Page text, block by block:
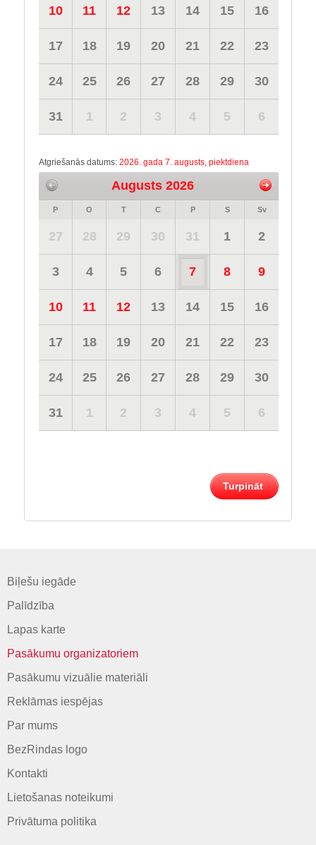
10 11 12 13 14 15 16
17 18 19 20 21 22 23
24 25 26 27 28 29 30
31 1 2 3 4 5 6
Atgriešanās datums: 2026. gada 7. augusts, piektdiena
Augusts 2026
P O T C P S Sv
27 28 29 30 31 1 2
3 4 5 6 7 8 9
10 11 12 13 14 15 16
17 18 19 20 21 22 23
24 25 26 27 28 29 30
31 1 2 3 4 5 6
Turpināt
Biļešu iegāde
Palīdzība
Lapas karte
Pasākumu organizatoriem
Pasākumu vizuālie materiāli
Reklāmas iespējas
Par mums
BezRindas logo
Kontakti
Lietošanas noteikumi
Privātuma politika